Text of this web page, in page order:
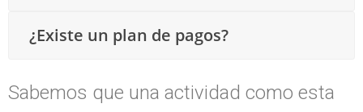
¿Existe un plan de pagos?
Sabemos que una actividad como esta